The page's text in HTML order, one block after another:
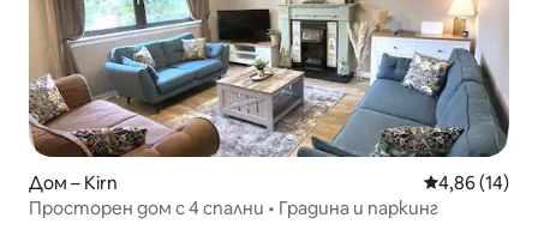
Дом – Kirn Средна
4,86 (14)
Просторен дом с 4 спални • Градина и паркинг